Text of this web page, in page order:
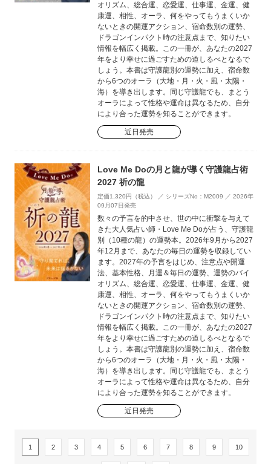
オリズム、総合運、恋愛運、仕事運、金運、健
康運、相性、オーラ、何をやってもうまくいか
ないときの開運アクション、宿命数別の運勢、
ドラゴンインパクト時の注意点まで、知りたい
情報を幅広く掲載。この一冊が、あなたの2027
年をより幸せに過ごすための道しるべとなるで
しょう。本書は守護龍別の運勢に加え、宿命数
から6つのオーラ（大地・月・火・風・太陽・
海）を導き出します。同じ守護龍でも、まとう
オーラによって性格や運命は異なるため、自分
により合った運勢を知ることができます。
近日発売
Love Me Doの月と龍が導く守護龍占術
2027 祈の龍
定価1,320円（税込） ／ シリーズNo：M2009 ／ 2026年
09月07日発売
数々の予言を的中させ、世の中に衝撃を与えて
きた大人気占い師・Love Me Doが占う、守護龍
別（10種の龍）の運勢本。2026年9月から2027
年12月まで、あなたの毎日の運勢を収録してい
ます。2027年の予言をはじめ、注意点や開運
法、基本性格、月運＆毎日の運勢、運勢のバイ
オリズム、総合運、恋愛運、仕事運、金運、健
康運、相性、オーラ、何をやってもうまくいか
ないときの開運アクション、宿命数別の運勢、
ドラゴンインパクト時の注意点まで、知りたい
情報を幅広く掲載。この一冊が、あなたの2027
年をより幸せに過ごすための道しるべとなるで
しょう。本書は守護龍別の運勢に加え、宿命数
から6つのオーラ（大地・月・火・風・太陽・
海）を導き出します。同じ守護龍でも、まとう
オーラによって性格や運命は異なるため、自分
により合った運勢を知ることができます。
近日発売
1 2 3 4 5 6 7 8 9 10